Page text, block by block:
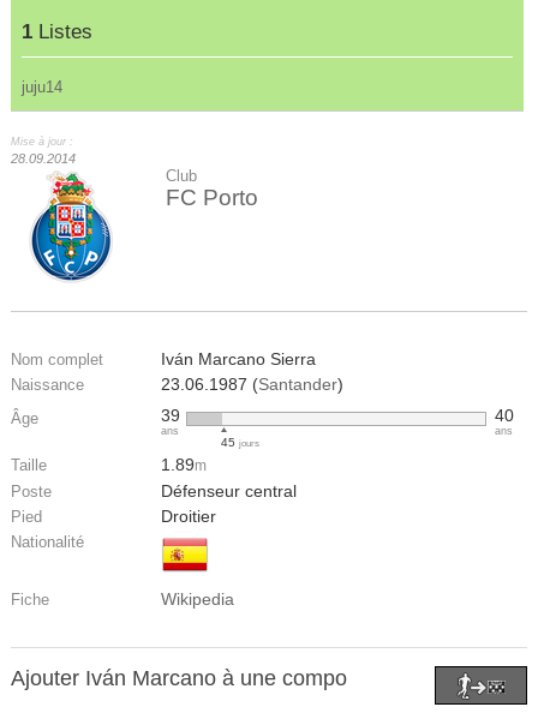
1 Listes
juju14
Mise à jour :
28.09.2014
Club
FC Porto
Nom complet Iván Marcano Sierra
Naissance 23.06.1987 (Santander)
Âge 39
ans
45jours
40
ans
Taille 1.89m
Poste Défenseur central
Pied Droitier
Nationalité
Fiche Wikipedia
Ajouter Iván Marcano à une compo